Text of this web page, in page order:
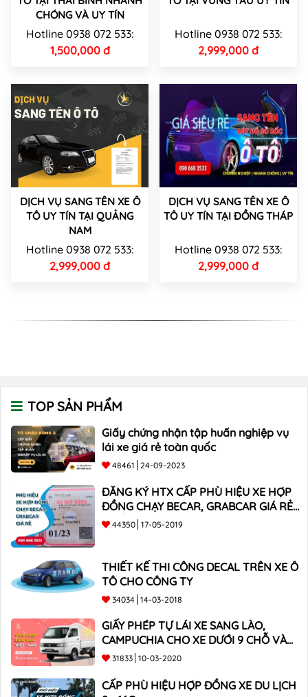
CHÓNG VÀ UY TÍN
Hotline 0938 072 533:
1,500,000 đ
Hotline 0938 072 533:
2,999,000 đ
DỊCH VỤ SANG TÊN XE Ô
TÔ UY TÍN TẠI QUẢNG
NAM
Hotline 0938 072 533:
2,999,000 đ
DỊCH VỤ SANG TÊN XE Ô
TÔ UY TÍN TẠI ĐỒNG THÁP
Hotline 0938 072 533:
2,999,000 đ
TOP SẢN PHẨM
Giấy chứng nhận tập huấn nghiệp vụ
lái xe giá rẻ toàn quốc
48461 24-09-2023
ĐĂNG KÝ HTX CẤP PHÙ HIỆU XE HỢP
ĐỒNG CHẠY BECAR, GRABCAR GIÁ RẺ
NHẤT
44350 17-05-2019
THIẾT KẾ THI CÔNG DECAL TRÊN XE Ô
TÔ CHO CÔNG TY
34034 14-03-2018
GIẤY PHÉP TỰ LÁI XE SANG LÀO,
CAMPUCHIA CHO XE DƯỚI 9 CHỖ VÀ
XE BÁN TẢI
31833 10-03-2020
CẤP PHÙ HIỆU HỢP ĐỒNG XE DU LỊCH